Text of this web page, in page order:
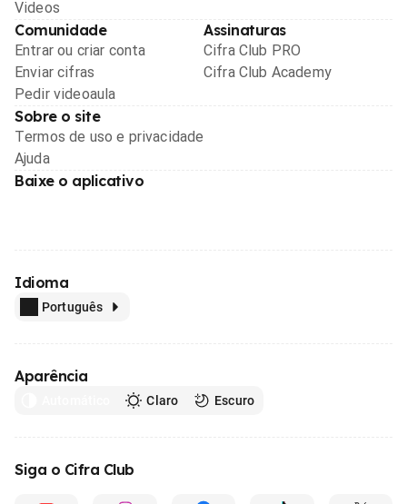
Videos
Comunidade
Entrar ou criar conta
Enviar cifras
Pedir videoaula
Assinaturas
Cifra Club PRO
Cifra Club Academy
Sobre o site
Termos de uso e privacidade
Ajuda
Baixe o aplicativo
Idioma
Português
Aparência
Claro Escuro
Siga o Cifra Club